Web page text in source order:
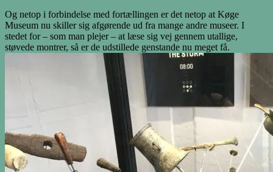
Og netop i forbindelse med fortællingen er det netop at Køge
Museum nu skiller sig afgørende ud fra mange andre museer. I
stedet for – som man plejer – at læse sig vej gennem utallige,
støvede montrer, så er de udstillede genstande nu meget få.